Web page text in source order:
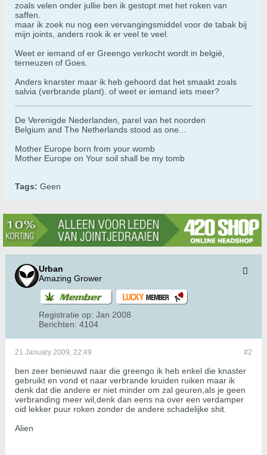
zoals velen onder jullie ben ik gestopt met het roken van
saffen.
maar ik zoek nu nog een vervangingsmiddel voor de tabak bij
mijn joints, anders rook ik er veel te veel.
Weet er iemand of er Greengo verkocht wordt in belgië,
terneuzen of Goes.
Anders knarster maar ik heb gehoord dat het smaakt zoals
salvia (verbrande plant). of weet er iemand iets meer?
De Verenigde Nederlanden, parel van het noorden
Belgium and The Netherlands stood as one...
Mother Europe born from your womb
Mother Europe on Your soil shall be my tomb
Tags: Geen
Urban
Amazing Grower
Registratie op: Jan 2008
Berichten: 4104
#2
21 January 2009, 22:49
ben zeer benieuwd naar die greengo ik heb enkel die knaster
gebruikt en vond et naar verbrande kruiden ruiken maar ik
denk dat die andere er niet minder om zal geuren,als je geen
verbranding meer wil,denk dan eens na over een verdamper
oid lekker puur roken zonder de andere schadelijke shit.
Alien